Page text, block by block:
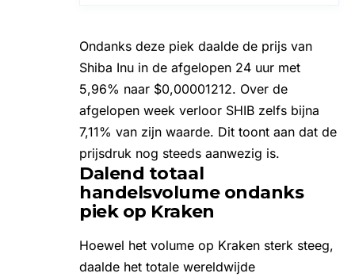
Ondanks deze piek daalde de prijs van
Shiba Inu in de afgelopen 24 uur met
5,96% naar $0,00001212. Over de
afgelopen week verloor SHIB zelfs bijna
7,11% van zijn waarde. Dit toont aan dat de
prijsdruk nog steeds aanwezig is.
Dalend totaal
handelsvolume ondanks
piek op Kraken
Hoewel het volume op Kraken sterk steeg,
daalde het totale wereldwijde